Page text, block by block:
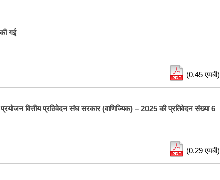
गई
(0.45 एमबी)
वित्तीय प्रतिवेदन संघ सरकार (वाणिज्यिक) – 2025 की प्रतिवेदन संख्या 6
(0.29 एमबी)